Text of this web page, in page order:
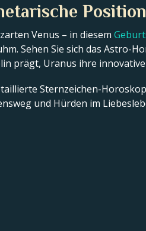
Position
Venus – in diesem
Sehen Sie sich das Astro-
prägt, Uranus ihre
Sternzeichen-
und Hürden im